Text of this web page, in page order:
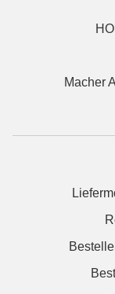
Macher